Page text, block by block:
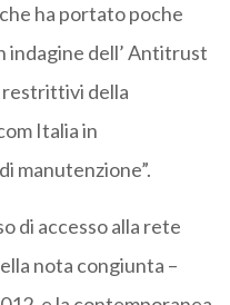
ha portato poche
indagine dell’ Antitrust
restrittivi della
Italia in
manutenzione”.
di accesso alla rete
nota congiunta –